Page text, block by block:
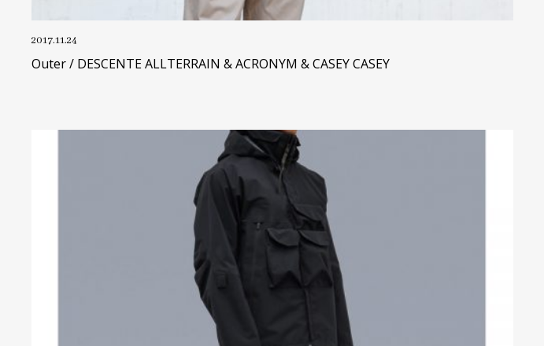
2017.11.24
Outer / DESCENTE ALLTERRAIN & ACRONYM & CASEY CASEY